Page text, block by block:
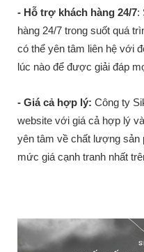
- Hỗ trợ khách hàng 24/7:
hàng 24/7 trong suốt quá
có thể yên tâm liên hệ với
lúc nào để được giải đáp
- Giá cả hợp lý: Công ty
website với giá cả hợp lý
yên tâm về chất lượng sản
mức giá cạnh tranh nhất